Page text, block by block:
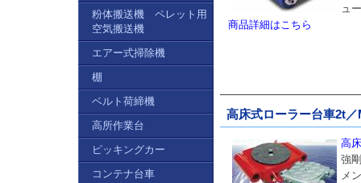
ュ
商品詳細はこちら
高床式ローラー台車2t
高
強
メ
粉体搬送機 ペレット用
空気搬送機
エアー式掃除機
棚
ベルト荷締機
高所作業台
ピッキングカー
コンテナ台車